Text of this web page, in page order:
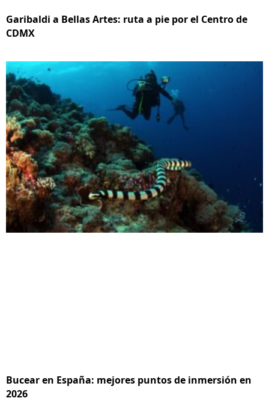
Garibaldi a Bellas Artes: ruta a pie por el Centro de
CDMX
Bucear en España: mejores puntos de inmersión en
2026